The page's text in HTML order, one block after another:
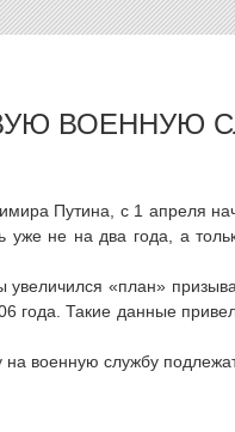
ВОЕННУЮ
Путина, с 1 апреля
уже не на два года, а
«план»
года. Такие данные
военную службу